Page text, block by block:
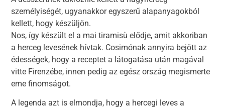
személyiségét, ugyanakkor egyszerű alapanyagokból
kellett, hogy készüljön.
Nos, így készült el a mai tiramisù elődje, amit akkoriban
a herceg levesének hívtak. Cosimónak annyira bejött az
édességek, hogy a receptet a látogatása után magával
vitte Firenzébe, innen pedig az egész ország megismerte
eme finomságot.
A legenda azt is elmondja, hogy a hercegi leves a